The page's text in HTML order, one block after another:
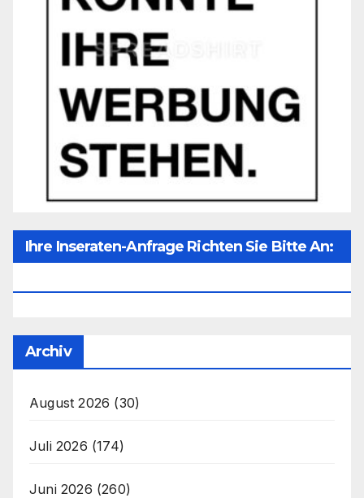
Ihre Inseraten-Anfrage Richten Sie Bitte An:
Archiv
August 2026 (30)
Juli 2026 (174)
Juni 2026 (260)